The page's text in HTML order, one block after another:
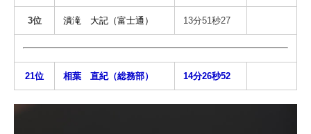
3位 潰滝 大記（富士通） 13分51秒27
21位 相葉 直紀（総務部） 14分26秒52